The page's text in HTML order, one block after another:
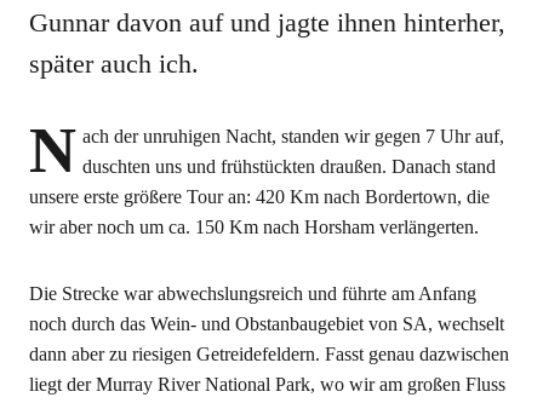
Gunnar davon auf und jagte ihnen hinterher,
später auch ich.
N ach der unruhigen Nacht, standen wir gegen 7 Uhr auf,
duschten uns und frühstückten draußen. Danach stand
unsere erste größere Tour an: 420 Km nach Bordertown, die
wir aber noch um ca. 150 Km nach Horsham verlängerten.
Die Strecke war abwechslungsreich und führte am Anfang
noch durch das Wein- und Obstanbaugebiet von SA, wechselt
dann aber zu riesigen Getreidefeldern. Fasst genau dazwischen
liegt der Murray River National Park, wo wir am großen Fluss